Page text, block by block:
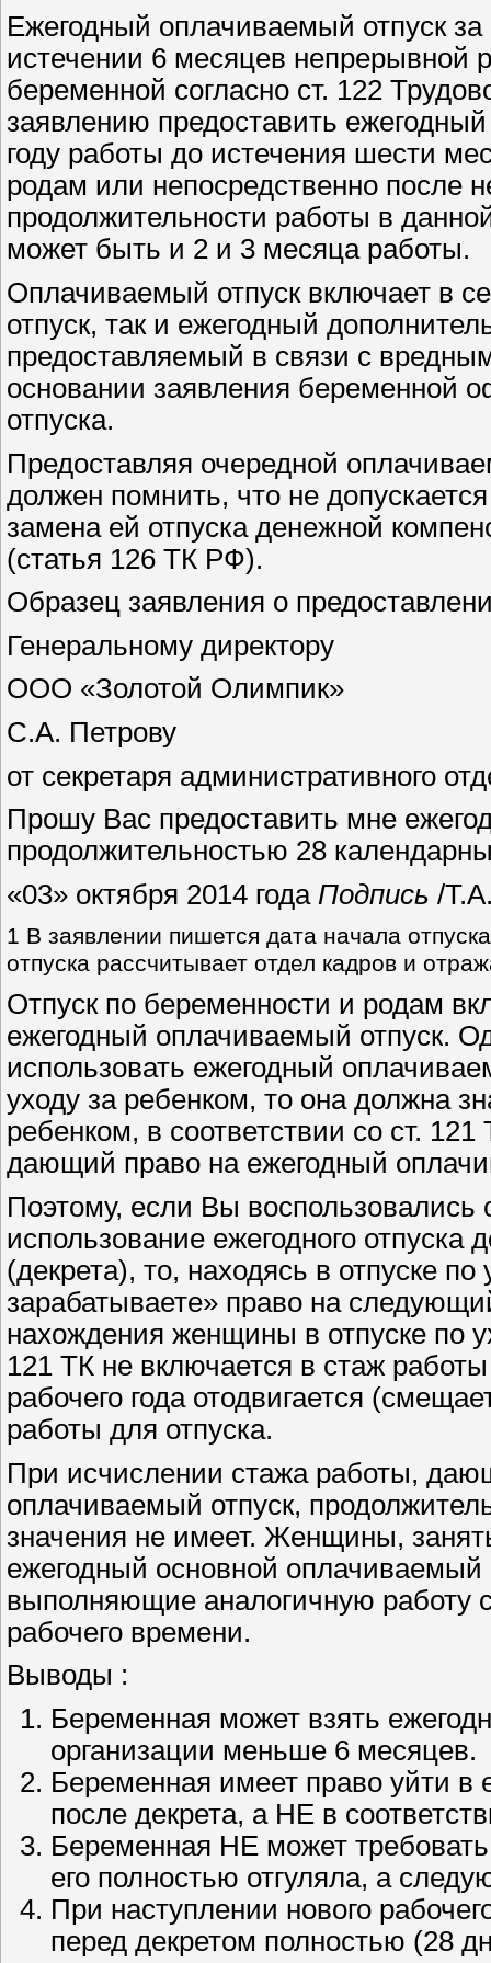
Ежегодный оплачиваемый отпуск
истечении 6 месяцев непрерывной
беременной согласно ст. 122
заявлению предоставить
году работы до истечения шести
родам или непосредственно после
продолжительности работы в
может быть и 2 и 3 месяца работы.
Оплачиваемый отпуск включает в
отпуск, так и ежегодный
предоставляемый в связи с
основании заявления беременной
отпуска.
Предоставляя очередной
должен помнить, что не
замена ей отпуска денежной
(статья 126 ТК РФ).
Образец заявления о
Генеральному директору
ООО «Золотой Олимпик»
С.А. Петрову
от секретаря административного
Прошу Вас предоставить мне
продолжительностью 28
«03» октября 2014 года Подпись /
1 В заявлении пишется дата начала
отпуска рассчитывает отдел кадров и
Отпуск по беременности и родам
ежегодный оплачиваемый отпуск.
использовать ежегодный
уходу за ребенком, то она должна
ребенком, в соответствии со ст.
дающий право на ежегодный
Поэтому, если Вы
использование ежегодного
(декрета), то, находясь в отпуске
зарабатываете» право на
нахождения женщины в отпуске по
121 ТК не включается в стаж
рабочего года отодвигается
работы для отпуска.
При исчислении стажа работы,
оплачиваемый отпуск,
значения не имеет. Женщины,
ежегодный основной оплачиваемый
выполняющие аналогичную работу
рабочего времени.
Выводы :
Беременная может взять
организации меньше 6 месяцев.
Беременная имеет право уйти в
после декрета, а НЕ в
Беременная НЕ может
его полностью отгуляла, а
При наступлении нового
перед декретом полностью (28